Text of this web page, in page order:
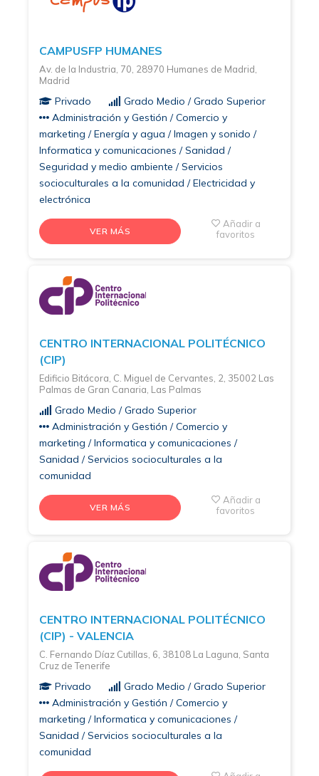
CAMPUSFP HUMANES
Av. de la Industria, 70, 28970 Humanes de Madrid,
Madrid
Privado
Grado Medio / Grado Superior
Administración y Gestión / Comercio y
marketing / Energía y agua / Imagen y sonido /
Informatica y comunicaciones / Sanidad /
Seguridad y medio ambiente / Servicios
socioculturales a la comunidad / Electricidad y
electrónica
VER MÁS
Añadir a
favoritos
CENTRO INTERNACIONAL POLITÉCNICO
(CIP)
Edificio Bitácora, C. Miguel de Cervantes, 2, 35002 Las
Palmas de Gran Canaria, Las Palmas
Grado Medio / Grado Superior
Administración y Gestión / Comercio y
marketing / Informatica y comunicaciones /
Sanidad / Servicios socioculturales a la
comunidad
VER MÁS
Añadir a
favoritos
CENTRO INTERNACIONAL POLITÉCNICO
(CIP) - VALENCIA
C. Fernando Díaz Cutillas, 6, 38108 La Laguna, Santa
Cruz de Tenerife
Privado
Grado Medio / Grado Superior
Administración y Gestión / Comercio y
marketing / Informatica y comunicaciones /
Sanidad / Servicios socioculturales a la
comunidad